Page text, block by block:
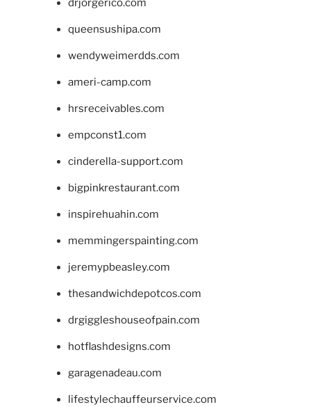
drjorgerico.com
queensushipa.com
wendyweimerdds.com
ameri-camp.com
hrsreceivables.com
empconst1.com
cinderella-support.com
bigpinkrestaurant.com
inspirehuahin.com
memmingerspainting.com
jeremypbeasley.com
thesandwichdepotcos.com
drgiggleshouseofpain.com
hotflashdesigns.com
garagenadeau.com
lifestylechauffeurservice.com